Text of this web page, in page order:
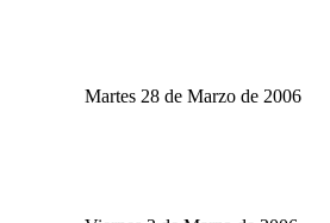
Martes 28 de Marzo de 2006